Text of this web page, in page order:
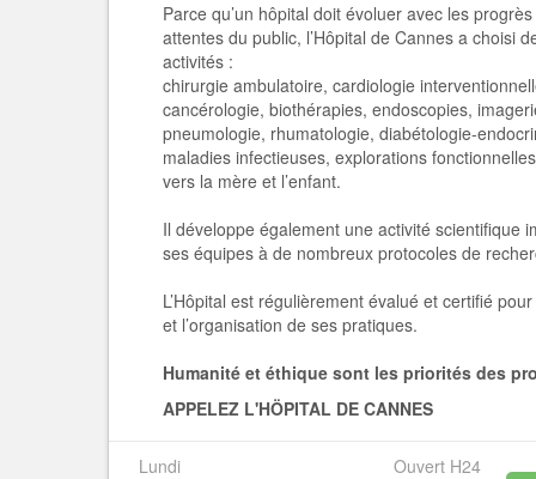
Parce qu’un hôpital doit évoluer avec les
attentes du public, l’Hôpital de Cannes a choisi
activités :
chirurgie ambulatoire, cardiologie
cancérologie, biothérapies, endoscopies,
pneumologie, rhumatologie, diabétologie-
maladies infectieuses, explorations
vers la mère et l’enfant.
Il développe également une activité scientifique
ses équipes à de nombreux protocoles de
L’Hôpital est régulièrement évalué et certifié
et l’organisation de ses pratiques.
Humanité et éthique sont les priorités des
APPELEZ L'HÖPITAL DE CANNES
Lundi
Ouvert H24